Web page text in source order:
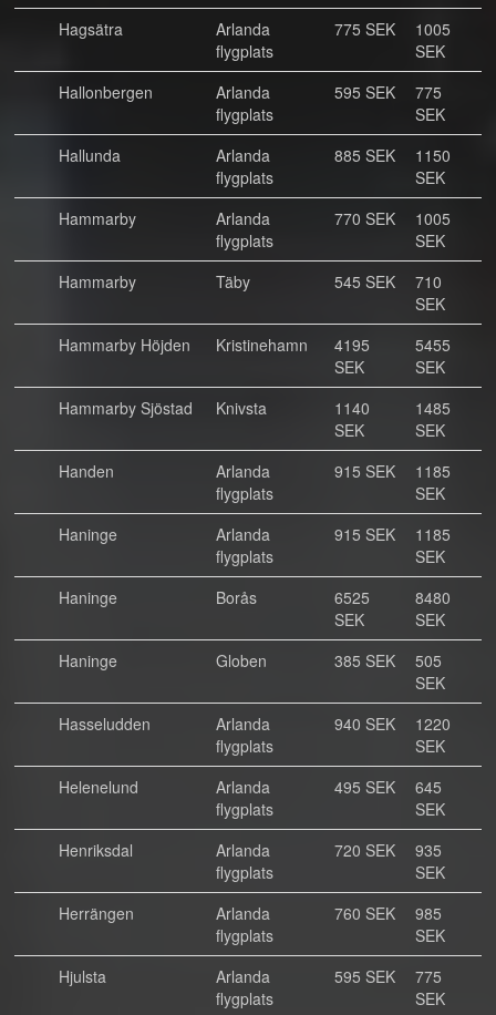
Hagsätra
Arlanda
flygplats
775 SEK
1005
SEK
Hallonbergen
Arlanda
flygplats
595 SEK
775
SEK
Hallunda
Arlanda
flygplats
885 SEK
1150
SEK
Hammarby
Arlanda
flygplats
770 SEK
1005
SEK
Hammarby
Täby 545 SEK
710
SEK
Hammarby Höjden
Kristinehamn
4195
SEK
5455
SEK
Hammarby Sjöstad
Knivsta
1140
SEK
1485
SEK
Handen
Arlanda
flygplats
915 SEK
1185
SEK
Haninge
Arlanda
flygplats
915 SEK
1185
SEK
Haninge
Borås
6525
SEK
8480
SEK
Haninge
Globen 385 SEK
505
SEK
Hasseludden
Arlanda
flygplats
940 SEK
1220
SEK
Helenelund
Arlanda
flygplats
495 SEK
645
SEK
Henriksdal
Arlanda
flygplats
720 SEK
935
SEK
Herrängen
Arlanda
flygplats
760 SEK
985
SEK
Hjulsta
Arlanda
flygplats
595 SEK
775
SEK